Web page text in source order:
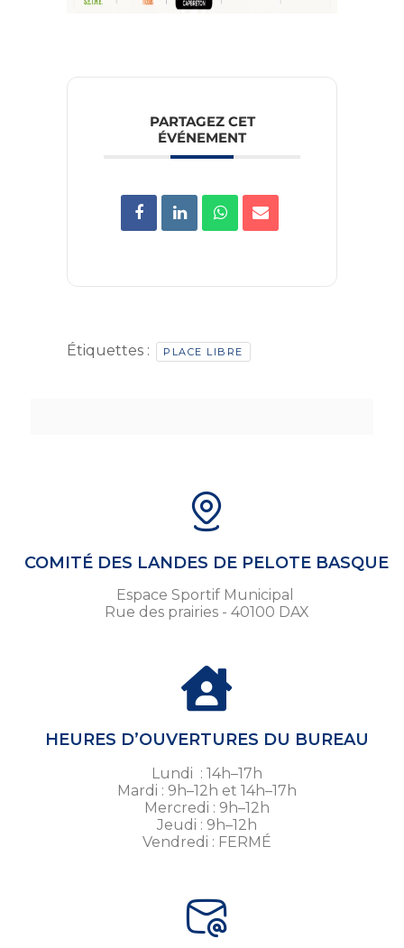
PARTAGEZ CET
ÉVÉNEMENT
Étiquettes : PLACE LIBRE
COMITÉ DES LANDES DE PELOTE BASQUE
Espace Sportif Municipal
Rue des prairies - 40100 DAX
HEURES D’OUVERTURES DU BUREAU
Lundi : 14h–17h
Mardi : 9h–12h et 14h–17h
Mercredi : 9h–12h
Jeudi : 9h–12h
Vendredi : FERMÉ